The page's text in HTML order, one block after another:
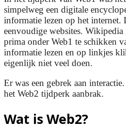
simpelweg een digitale
informatie lezen op het internet.
eenvoudige websites. Wikipedia
prima onder Web1 te schikken
informatie lezen en op linkjes
eigenlijk niet veel doen.
Er was een gebrek aan
het Web2 tijdperk aanbrak.
Wat is Web2?